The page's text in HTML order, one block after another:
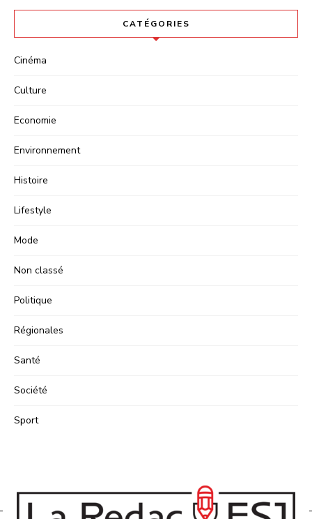
CATÉGORIES
Cinéma
Culture
Economie
Environnement
Histoire
Lifestyle
Mode
Non classé
Politique
Régionales
Santé
Société
Sport